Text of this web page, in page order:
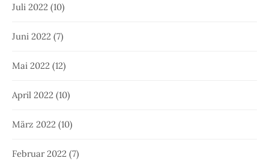
Juli 2022 (10)
Juni 2022 (7)
Mai 2022 (12)
April 2022 (10)
März 2022 (10)
Februar 2022 (7)